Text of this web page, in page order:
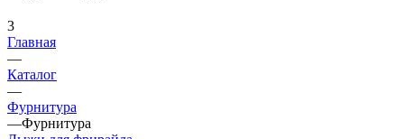
3
Главная
—
Каталог
—
Фурнитура
—Фурнитура